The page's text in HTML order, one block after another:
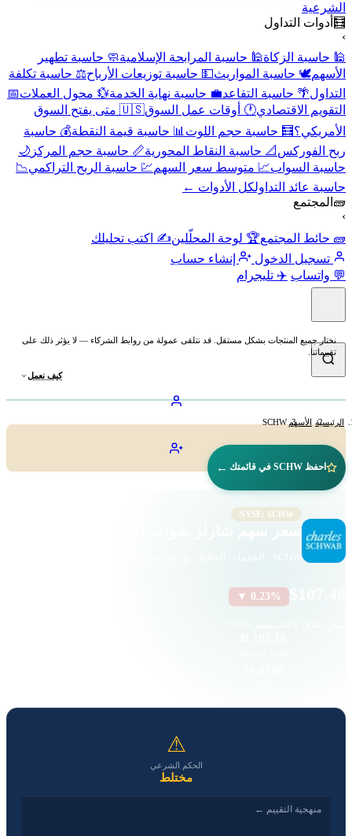
الشرعية
🧮أدوات التداول
🕌 حاسبة الزكاة🕌 حاسبة المرابحة الإسلامية🧼 حاسبة تطهير
الأسهم🕊️ حاسبة المواريث💵 حاسبة توزيعات الأرباح⚖️ حاسبة تكلفة
التداول 🌴 حاسبة التقاعد💼 حاسبة نهاية الخدمة💱 محول العملات📅
التقويم الاقتصادي🕐 أوقات عمل السوق
🇺🇸 متى يفتح السوق
الأمريكي؟🧮 حاسبة حجم اللوت📊 حاسبة قيمة النقطة💰 حاسبة
ربح الفوركس 📐 حاسبة النقاط المحورية📏 حاسبة حجم المركز 🌙
حاسبة السواب📈 متوسط سعر السهم💹 حاسبة الربح التراكمي 📉
حاسبة عائد التداولكل الأدوات ←
🧱المجتمع
🧱 حائط المجتمع🏆 لوحة المحلّلين✍️ اكتب تحليلك
تسجيل الدخول
إنشاء حساب
💬 واتساب ✈️ تليجرام
نختار جميع المنتجات بشكل مستقل. قد نتلقى عمولة من روابط الشركاء — لا يؤثر ذلك على
تقييماتنا.
كيف نعمل
الرئيسية الأسهم SCHW
احفظ SCHW في قائمتك ←
NYSE: SCHW
سعر سهم شارلز شواب (SCHW)
SCHW · الخدمات المالية · بورصة نيويورك
▼ 0.23%
⚠
الحكم الشرعي
مختلط
منهجية التقييم ←